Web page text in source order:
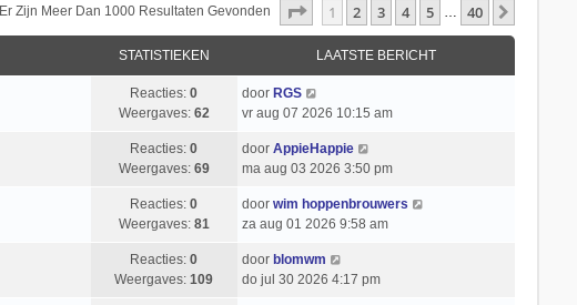
Er Zijn Meer Dan 1000 Resultaten Gevonden Pagina1 Van 40
1 2 3 4 5 … 40
STATISTIEKEN LAATSTE BERICHT
Reacties:0
Weergaves: 62
door RGS
vr aug 07 2026 10:15 am
Reacties:0
Weergaves: 69
door AppieHappie
ma aug 03 2026 3:50 pm
Reacties:0
Weergaves: 81
door wim hoppenbrouwers
za aug 01 2026 9:58 am
Reacties:0
Weergaves:109
door blomwm
do jul 30 2026 4:17 pm